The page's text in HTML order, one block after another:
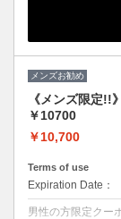
メンズお勧め
《メンズ限定!!
￥10700
￥10,700
Terms of use
Expiration Date：
男性の方限定クー